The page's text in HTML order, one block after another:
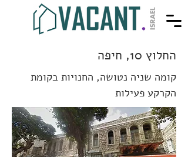
החלוץ 10, חיפה
קומה שניה נטושה, החנויות בקומת
הקרקע פעילות